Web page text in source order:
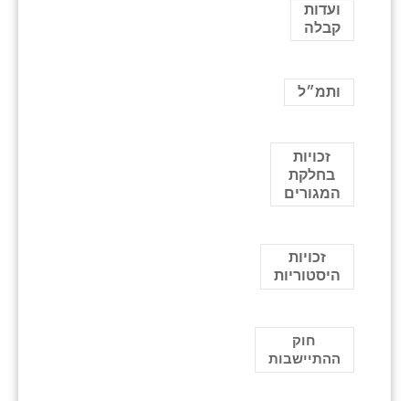
ועדות
קבלה
ותמ״ל
זכויות
בחלקת
המגורים
זכויות
היסטוריות
חוק
ההתיישבות